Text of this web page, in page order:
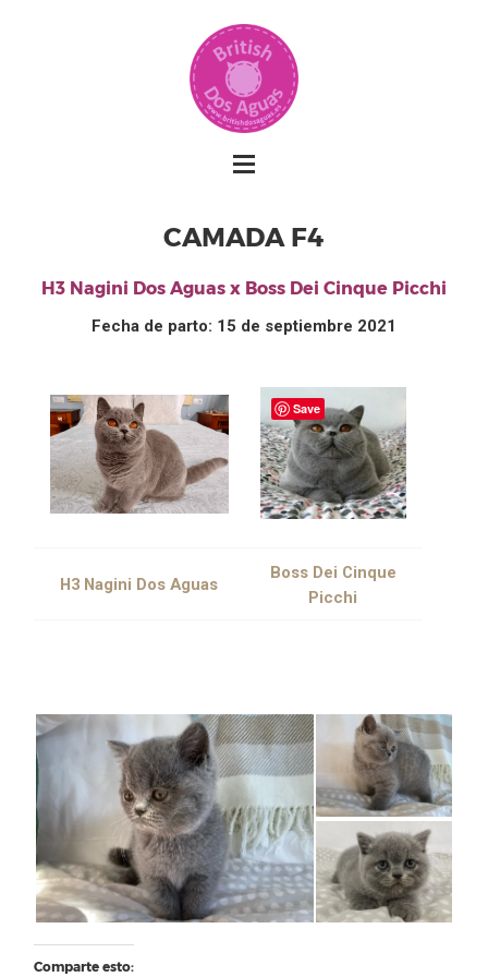
CAMADA F4
H3 Nagini Dos Aguas x Boss Dei Cinque Picchi
Fecha de parto: 15 de septiembre 2021
H3 Nagini Dos Aguas
Boss Dei Cinque
Picchi
Comparte esto:
Save